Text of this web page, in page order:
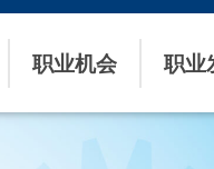
职业机会 职业